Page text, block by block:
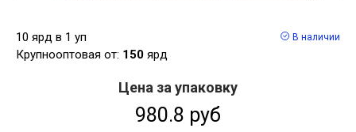
10 ярд в 1 уп
Крупнооптовая от: 150 ярд
В наличии
Цена за упаковку
980.8 руб